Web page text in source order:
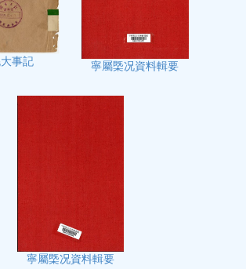
事記 寧屬㮣况資料輯要
寧屬㮣况資料輯要